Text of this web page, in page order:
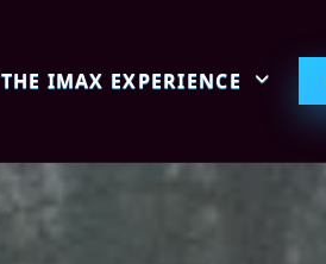
THE IMAX EXPERIENCE